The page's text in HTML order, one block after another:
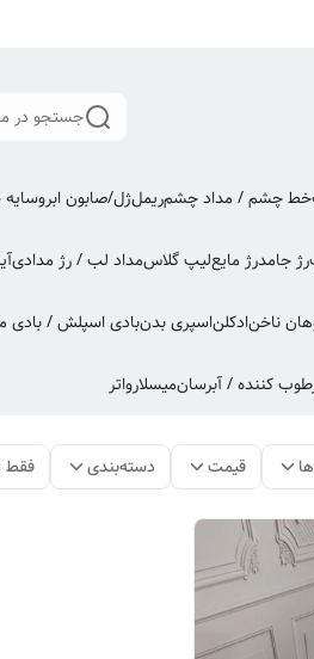
جستجو در
خط چشم / مداد چشمریملژل/صابون ابرو
رژ جامدرژ مایعلیپ گلاسمداد لب / رژ مدادی
ناخنادکلناسپری بدنبادی اسپلش /
کننده / آبرسانمیسلارواتر
قیمت دسته‌بندی فقط